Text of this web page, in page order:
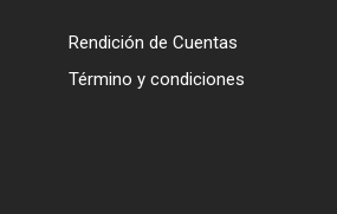
Rendición de Cuentas
Término y condiciones